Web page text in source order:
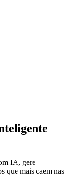
IA, gere
que mais caem nas